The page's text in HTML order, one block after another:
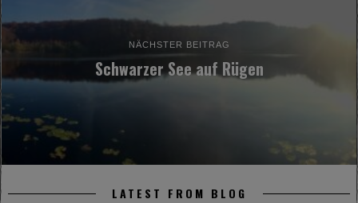
NÄCHSTER BEITRAG
Schwarzer See auf Rügen
LATEST FROM BLOG